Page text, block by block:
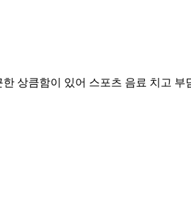
상큼함이 있어 스포츠 음료 치고